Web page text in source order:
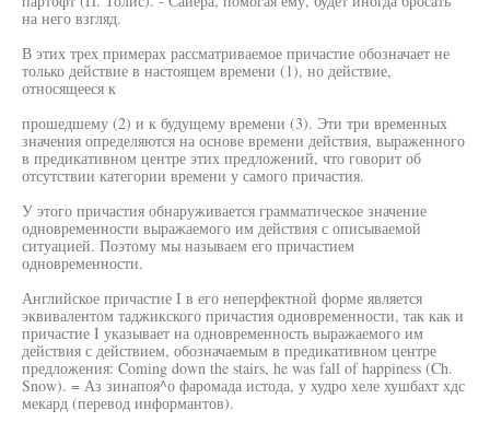
на него взгляд.
В этих трех примерах рассматриваемое причастие обозначает не
только действие в настоящем времени (1), но действие,
относящееся к
прошедшему (2) и к будущему времени (3). Эти три временных
значения определяются на основе времени действия, выраженного
в предикативном центре этих предложений, что говорит об
отсутствии категории времени у самого причастия.
У этого причастия обнаруживается грамматическое значение
одновременности выражаемого им действия с описываемой
ситуацией. Поэтому мы называем его причастием
одновременности.
Английское причастие I в его неперфектной форме является
эквивалентом таджикского причастия одновременности, так как и
причастие I указывает на одновременность выражаемого им
действия с действием, обозначаемым в предикативном центре
предложения: Coming down the stairs, he was fall of happiness (Ch.
Snow). = Аз зинапоя^о фаромада истода, у худро хеле хушбахт хдс
мекард (перевод информантов).